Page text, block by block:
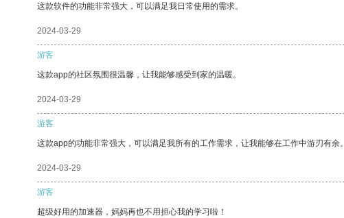
这款软件的功能非常强大，可以满足我日常使用的需求。
2024-03-29
游客
这款app的社区氛围很温馨，让我能够感受到家的温暖。
2024-03-29
游客
这款app的功能非常强大，可以满足我所有的工作需求，让我能够在工作中游刃有余。
2024-03-29
游客
超级好用的加速器，妈妈再也不用担心我的学习啦！